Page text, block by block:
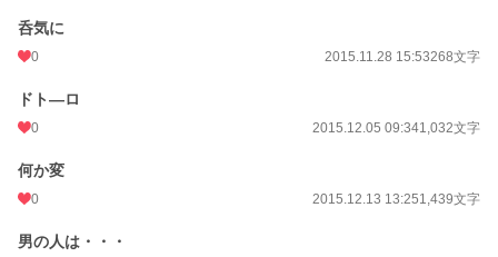
呑気に
0 2015.11.28 15:53268文字
ドト―ロ
0 2015.12.05 09:341,032文字
何か変
0 2015.12.13 13:251,439文字
男の人は・・・